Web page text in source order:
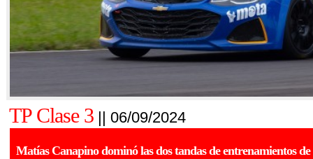
TP Clase 3 || 06/09/2024
Matías Canapino dominó las dos tandas de entrenamientos de